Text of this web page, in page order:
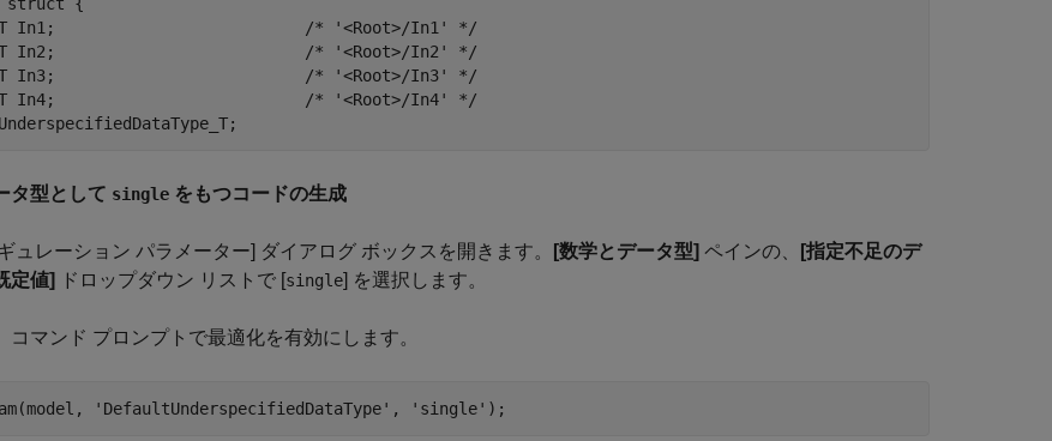
In1;                          /* '<Root>/In1' */
In2;                          /* '<Root>/In2' */
In3;                          /* '<Root>/In3' */
In4;                          /* '<Root>/In4' */
タ型として single をもつコードの生成
ュレーション パラメーター] ダイアログ ボックスを開きます。 [数学とデータ型] ペインの、
[指定不足のデ
定値]
ドロップダウン リストで [single] を選択します。
コマンド プロンプトで最適化を有効にします。
'DefaultUnderspecifiedDataType' , 'single'